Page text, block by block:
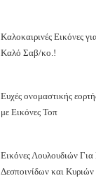
Καλοκαιρινές Εικόνες
Καλό Σαβ/κο.!
Ευχές ονομαστικής
με Εικόνες Τοπ
Εικόνες Λουλουδιών Για
Δεσποινίδων και Κυριών